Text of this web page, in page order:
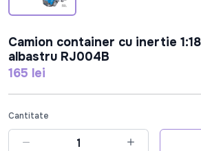
Camion container cu inertie
albastru RJ004B
165 lei
Cantitate